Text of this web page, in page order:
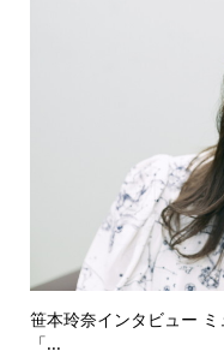
笹本玲奈インタビュー
「...